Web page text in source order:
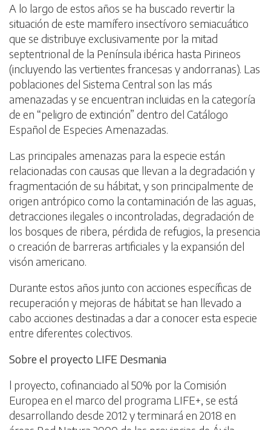
A lo largo de estos años se ha buscado revertir la
situación de este mamífero insectívoro semiacuático
que se distribuye exclusivamente por la mitad
septentrional de la Península ibérica hasta Pirineos
(incluyendo las vertientes francesas y andorranas). Las
poblaciones del Sistema Central son las más
amenazadas y se encuentran incluidas en la categoría
de en “peligro de extinción” dentro del Catálogo
Español de Especies Amenazadas.
Las principales amenazas para la especie están
relacionadas con causas que llevan a la degradación y
fragmentación de su hábitat, y son principalmente de
origen antrópico como la contaminación de las aguas,
detracciones ilegales o incontroladas, degradación de
los bosques de ribera, pérdida de refugios, la presencia
o creación de barreras artificiales y la expansión del
visón americano.
Durante estos años junto con acciones específicas de
recuperación y mejoras de hábitat se han llevado a
cabo acciones destinadas a dar a conocer esta especie
entre diferentes colectivos.
Sobre el proyecto LIFE Desmania
l proyecto, cofinanciado al 50% por la Comisión
Europea en el marco del programa LIFE+, se está
desarrollando desde 2012 y terminará en 2018 en